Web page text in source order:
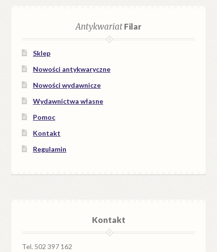
AntykwariatFilar
Sklep
Nowości antykwaryczne
Nowości wydawnicze
Wydawnictwa własne
Pomoc
Kontakt
Regulamin
Kontakt
Tel. 502 397 162